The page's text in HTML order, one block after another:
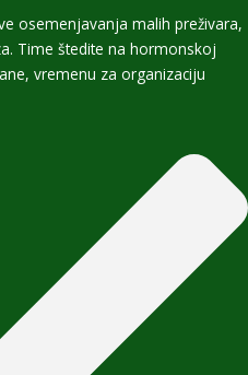
osemenjavanja malih preživara,
Time štedite na hormonskoj
vremenu za organizaciju